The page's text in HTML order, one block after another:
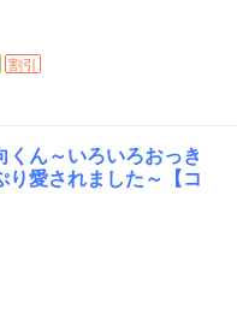
割引
くん～いろいろおっき
り愛されました～【コ